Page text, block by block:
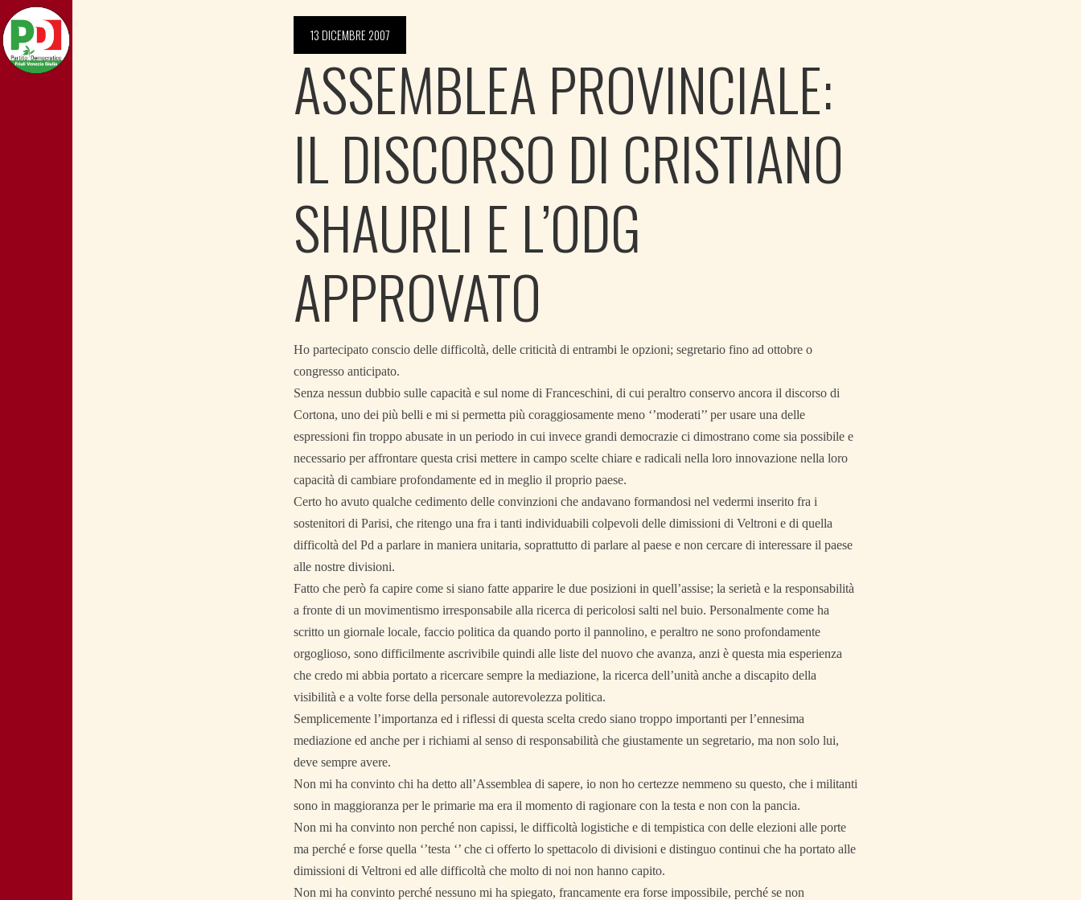
13 DICEMBRE 2007
ASSEMBLEA PROVINCIALE:
IL DISCORSO DI CRISTIANO
SHAURLI E L’ODG
APPROVATO
Ho partecipato conscio delle difficoltà, delle criticità di entrambi le opzioni; segretario fino ad ottobre o
congresso anticipato.
Senza nessun dubbio sulle capacità e sul nome di Franceschini, di cui peraltro conservo ancora il discorso di
Cortona, uno dei più belli e mi si permetta più coraggiosamente meno ‘’moderati’’ per usare una delle
espressioni fin troppo abusate in un periodo in cui invece grandi democrazie ci dimostrano come sia possibile e
necessario per affrontare questa crisi mettere in campo scelte chiare e radicali nella loro innovazione nella loro
capacità di cambiare profondamente ed in meglio il proprio paese.
Certo ho avuto qualche cedimento delle convinzioni che andavano formandosi nel vedermi inserito fra i
sostenitori di Parisi, che ritengo una fra i tanti individuabili colpevoli delle dimissioni di Veltroni e di quella
difficoltà del Pd a parlare in maniera unitaria, soprattutto di parlare al paese e non cercare di interessare il paese
alle nostre divisioni.
Fatto che però fa capire come si siano fatte apparire le due posizioni in quell’assise; la serietà e la responsabilità
a fronte di un movimentismo irresponsabile alla ricerca di pericolosi salti nel buio. Personalmente come ha
scritto un giornale locale, faccio politica da quando porto il pannolino, e peraltro ne sono profondamente
orgoglioso, sono difficilmente ascrivibile quindi alle liste del nuovo che avanza, anzi è questa mia esperienza
che credo mi abbia portato a ricercare sempre la mediazione, la ricerca dell’unità anche a discapito della
visibilità e a volte forse della personale autorevolezza politica.
Semplicemente l’importanza ed i riflessi di questa scelta credo siano troppo importanti per l’ennesima
mediazione ed anche per i richiami al senso di responsabilità che giustamente un segretario, ma non solo lui,
deve sempre avere.
Non mi ha convinto chi ha detto all’Assemblea di sapere, io non ho certezze nemmeno su questo, che i militanti
sono in maggioranza per le primarie ma era il momento di ragionare con la testa e non con la pancia.
Non mi ha convinto non perché non capissi, le difficoltà logistiche e di tempistica con delle elezioni alle porte
ma perché e forse quella ‘’testa ‘’ che ci offerto lo spettacolo di divisioni e distinguo continui che ha portato alle
dimissioni di Veltroni ed alle difficoltà che molto di noi non hanno capito.
Non mi ha convinto perché nessuno mi ha spiegato, francamente era forse impossibile, perché se non